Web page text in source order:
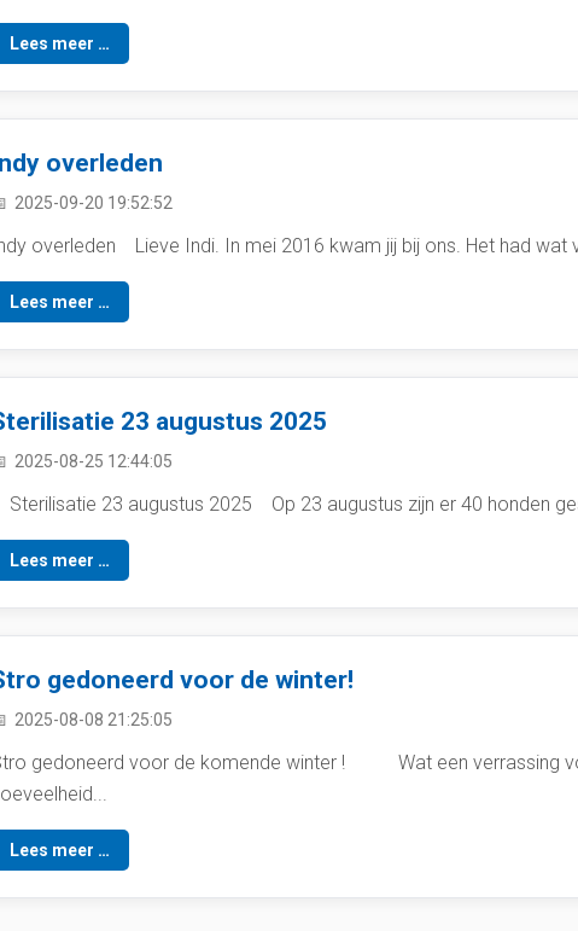
Lees meer …
overleden
2025-09-20 19:52:52
overleden Lieve Indi. In mei 2016 kwam jij bij ons. Het had wat
Lees meer …
23 augustus 2025
2025-08-25 12:44:05
23 augustus 2025 Op 23 augustus zijn er 40 honden
Lees meer …
gedoneerd voor de winter!
2025-08-08 21:25:05
gedoneerd voor de komende winter ! Wat een verrassing
Lees meer …